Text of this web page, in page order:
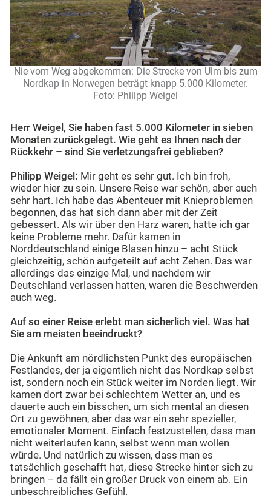
Nie vom Weg abgekommen: Die Strecke von Ulm bis zum
Nordkap in Norwegen beträgt knapp 5.000 Kilometer.
Foto: Philipp Weigel
Herr Weigel, Sie haben fast 5.000 Kilometer in sieben
Monaten zurückgelegt. Wie geht es Ihnen nach der
Rückkehr – sind Sie verletzungsfrei geblieben?
Philipp Weigel: Mir geht es sehr gut. Ich bin froh,
wieder hier zu sein. Unsere Reise war schön, aber auch
sehr hart. Ich habe das Abenteuer mit Knieproblemen
begonnen, das hat sich dann aber mit der Zeit
gebessert. Als wir über den Harz waren, hatte ich gar
keine Probleme mehr. Dafür kamen in
Norddeutschland einige Blasen hinzu – acht Stück
gleichzeitig, schön aufgeteilt auf acht Zehen. Das war
allerdings das einzige Mal, und nachdem wir
Deutschland verlassen hatten, waren die Beschwerden
auch weg.
Auf so einer Reise erlebt man sicherlich viel. Was hat
Sie am meisten beeindruckt?
Die Ankunft am nördlichsten Punkt des europäischen
Festlandes, der ja eigentlich nicht das Nordkap selbst
ist, sondern noch ein Stück weiter im Norden liegt. Wir
kamen dort zwar bei schlechtem Wetter an, und es
dauerte auch ein bisschen, um sich mental an diesen
Ort zu gewöhnen, aber das war ein sehr spezieller,
emotionaler Moment. Einfach festzustellen, dass man
nicht weiterlaufen kann, selbst wenn man wollen
würde. Und natürlich zu wissen, dass man es
tatsächlich geschafft hat, diese Strecke hinter sich zu
bringen – da fällt ein großer Druck von einem ab. Ein
unbeschreibliches Gefühl.